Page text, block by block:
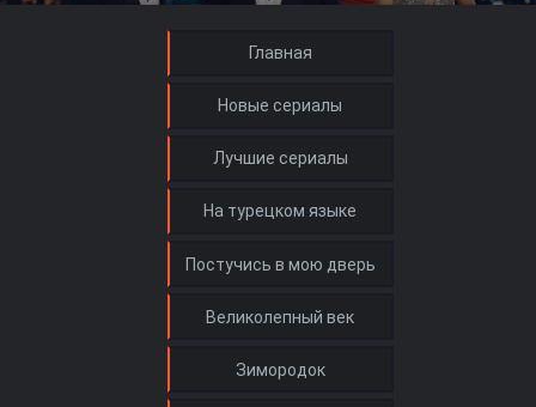
Главная
Новые сериалы
Лучшие сериалы
На турецком языке